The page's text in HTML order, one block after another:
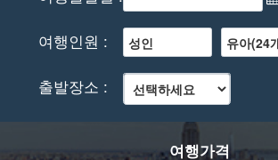
여행인원 :
출발장소 :
여행가격